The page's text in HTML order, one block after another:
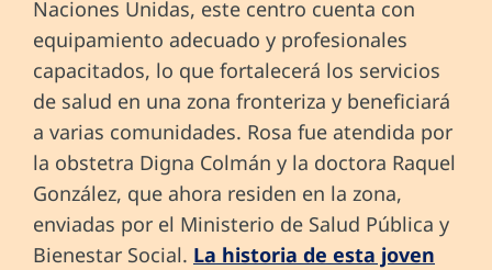
Naciones Unidas, este centro cuenta con
equipamiento adecuado y profesionales
capacitados, lo que fortalecerá los servicios
de salud en una zona fronteriza y beneficiará
a varias comunidades. Rosa fue atendida por
la obstetra Digna Colmán y la doctora Raquel
González, que ahora residen en la zona,
enviadas por el Ministerio de Salud Pública y
Bienestar Social. La historia de esta joven